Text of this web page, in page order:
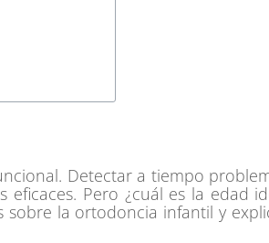
Detectar a tiempo
Pero ¿cuál es la edad
sobre la ortodoncia infantil y